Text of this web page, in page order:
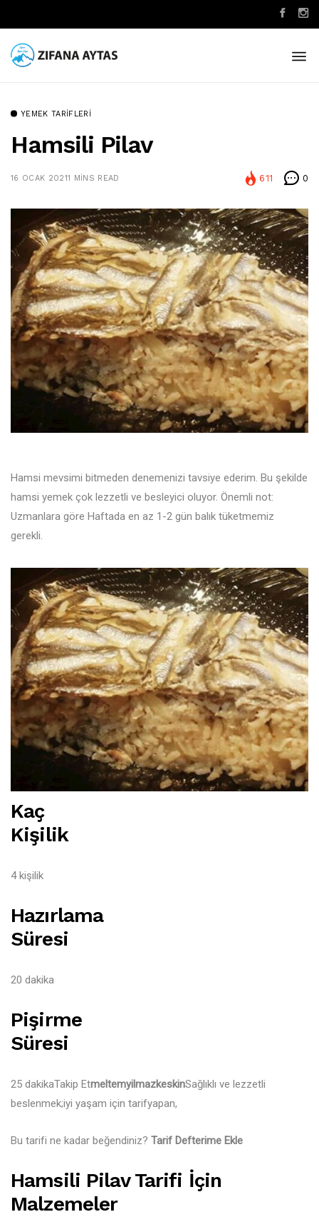
YEMEK TARIFLERI
Hamsili Pilav
16 OCAK 20211 MINS READ 611 0
Hamsi mevsimi bitmeden denemenizi tavsiye ederim. Bu şekilde
hamsi yemek çok lezzetli ve besleyici oluyor. Önemli not:
Uzmanlara göre Haftada en az 1-2 gün balık tüketmemiz
gerekli.
Kaç
Kişilik
4 kişilik
Hazırlama
Süresi
20 dakika
Pişirme
Süresi
25 dakikaTakip EtmeltemyilmazkeskinSağlıklı ve lezzetli
beslenmek;iyi yaşam için tarifyapan,
Bu tarifi ne kadar beğendiniz? Tarif Defterime Ekle
Hamsili Pilav Tarifi İçin
Malzemeler